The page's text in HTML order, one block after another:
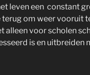
leven een constant
om weer vooruit
alleen voor scholen
is en uitbreiden